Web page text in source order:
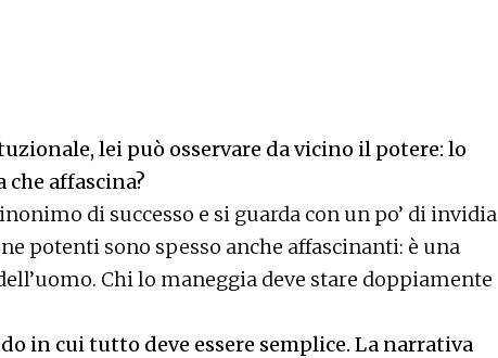
lei può osservare da vicino il potere: lo
che affascina?
di successo e si guarda con un po’ di invidia
potenti sono spesso anche affascinanti: è una
Chi lo maneggia deve stare doppiamente
in cui tutto deve essere semplice. La narrativa